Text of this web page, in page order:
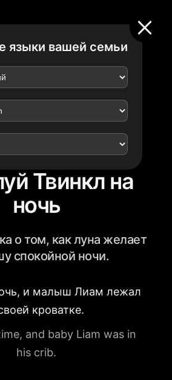
языки вашей семьи
Твинкл на
ночь
о том, как луна желает
спокойной ночи.
и малыш Лиам лежал
кроватке.
and baby Liam was in
his crib.